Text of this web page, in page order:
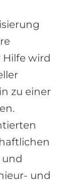
wird
zu einer
und